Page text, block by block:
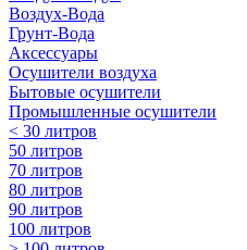
Воздух-Вода
Грунт-Вода
Аксессуары
Осушители воздуха
Бытовые осушители
Промышленные осушители
< 30 литров
50 литров
70 литров
80 литров
90 литров
100 литров